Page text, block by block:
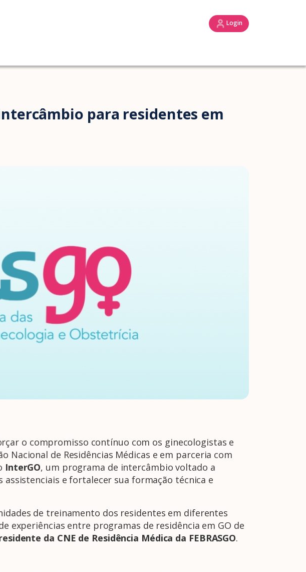
Login
para residentes em
o compromisso contínuo com os ginecologistas e
Nacional de Residências Médicas e em parceria com
InterGO, um programa de intercâmbio voltado a
e fortalecer sua formação técnica e
de treinamento dos residentes em diferentes
experiências entre programas de residência em GO de
da CNE de Residência Médica da FEBRASGO.